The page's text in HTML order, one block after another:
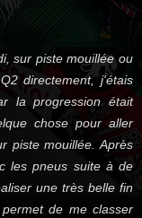
sur piste mouillée ou
directement, j'étais
la progression était
chose pour aller
piste mouillée. Après
les pneus suite à de
une très belle fin
de me classer